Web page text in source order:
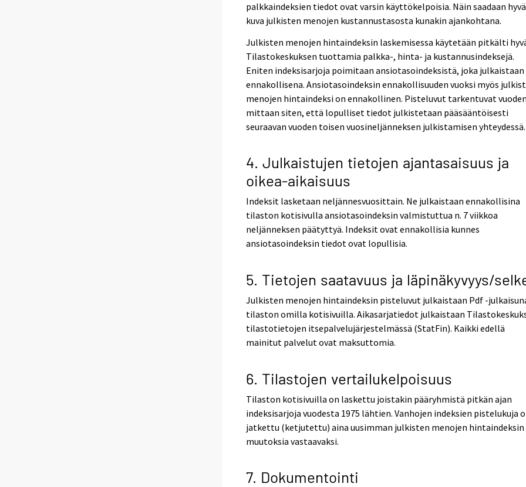
palkkaindeksien tiedot ovat varsin käyttökelpoisia. Näin saadaan hyvä
kuva julkisten menojen kustannustasosta kunakin ajankohtana.
Julkisten menojen hintaindeksin laskemisessa käytetään pitkälti
Tilastokeskuksen tuottamia palkka-, hinta- ja kustannusindeksejä.
Eniten indeksisarjoja poimitaan ansiotasoindeksistä, joka julkaistaan
ennakollisena. Ansiotasoindeksin ennakollisuuden vuoksi myös
menojen hintaindeksi on ennakollinen. Pisteluvut tarkentuvat vuoden
mittaan siten, että lopulliset tiedot julkistetaan pääsääntöisesti
seuraavan vuoden toisen vuosineljänneksen julkistamisen yhteydessä.
4. Julkaistujen tietojen ajantasaisuus ja
oikea-aikaisuus
Indeksit lasketaan neljännesvuosittain. Ne julkaistaan ennakollisina
tilaston kotisivulla ansiotasoindeksin valmistuttua n. 7 viikkoa
neljänneksen päätyttyä. Indeksit ovat ennakollisia kunnes
ansiotasoindeksin tiedot ovat lopullisia.
5. Tietojen saatavuus ja läpinäkyvyys/
Julkisten menojen hintaindeksin pisteluvut julkaistaan Pdf -
tilaston omilla kotisivuilla. Aikasarjatiedot julkaistaan
tilastotietojen itsepalvelujärjestelmässä (StatFin). Kaikki edellä
mainitut palvelut ovat maksuttomia.
6. Tilastojen vertailukelpoisuus
Tilaston kotisivuilla on laskettu joistakin pääryhmistä pitkän ajan
indeksisarjoja vuodesta 1975 lähtien. Vanhojen indeksien pistelukuja
jatkettu (ketjutettu) aina uusimman julkisten menojen hintaindeksin
muutoksia vastaavaksi.
7. Dokumentointi